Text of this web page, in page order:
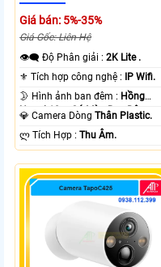
Giá bán: 5%-35%
Giá Gốc: Liên Hệ
👁️‍🗨 Độ Phân giải :2K Lite .
⚜️ Tích hợp công nghệ :
IP Wifi.
🌛 Hình ảnh ban đêm : Hồng
Ngoại 10m Có Màu Ban Ðêm.
💎 Camera DòngThân Plastic.
️ლ Tích Hợp :Thu Âm.